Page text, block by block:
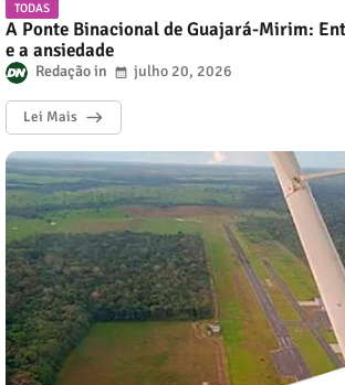
TODAS
A Ponte Binacional de Guajará-Mirim:
e a ansiedade
Redação julho 20, 2026
Lei Mais